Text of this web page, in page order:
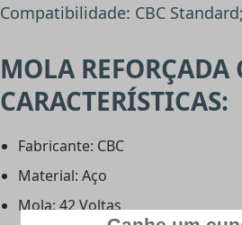
Compatibilidade: CBC
MOLA REFORÇADA
CARACTERÍSTICAS:
Fabricante: CBC
Material: Aço
Mola: 42 Voltas